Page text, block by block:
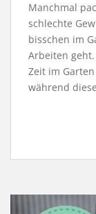
Manchmal
schlechte
bisschen im
Arbeiten
Zeit im
während